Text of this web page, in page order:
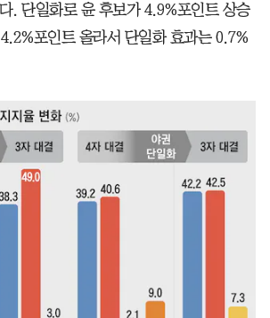
. 단일화로 윤 후보가 4.9%포인트 상승
포인트 올라서 단일화 효과는 0.7%